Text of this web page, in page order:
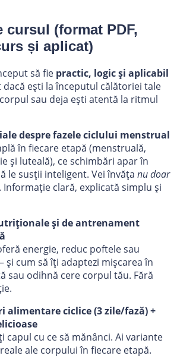
cursul (format PDF,
și aplicat)
să fie practic, logic și aplicabil
dacă ești la începutul călătoriei tale
sau deja ești atentă la ritmul
despre fazele ciclului menstrual
în fiecare etapă (menstruală,
și luteală), ce schimbări apar în
le susții inteligent. Vei învăța nu doar
. Informație clară, explicată simplu și
și de antrenament
energie, reduc poftele sau
și cum să îți adaptezi mișcarea în
sau odihnă cere corpul tău. Fără
alimentare ciclice (3 zile/fază) +
capul cu ce să mănânci. Ai variante
ale corpului în fiecare etapă.